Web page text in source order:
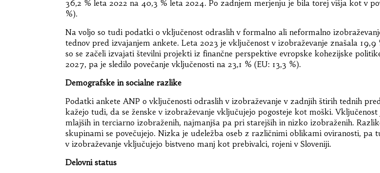
36,2 % leta 2022 na 40,3 % leta 2024. Po zadnjem merjenju je bila torej višja kot v
%).
Na voljo so tudi podatki o vključenost odraslih v formalno ali neformalno
tednov pred izvajanjem ankete. Leta 2023 je vključenost v izobraževanje znašala
so se začeli izvajati številni projekti iz finančne perspektive evropske kohezijske
2027, pa je sledilo povečanje vključenosti na 23,1 % (EU: 13,3 %).
Demografske in socialne razlike
Podatki ankete ANP o vključenosti odraslih v izobraževanje v zadnjih štirih tednih
kažejo tudi, da se ženske v izobraževanje vključujejo pogosteje kot moški.
mlajših in terciarno izobraženih, najmanjša pa pri starejših in nizko izobraženih.
skupinami se povečujejo. Nizka je udeležba oseb z različnimi oblikami oviranosti, pa
v izobraževanje vključujejo bistveno manj kot prebivalci, rojeni v Sloveniji.
Delovni status